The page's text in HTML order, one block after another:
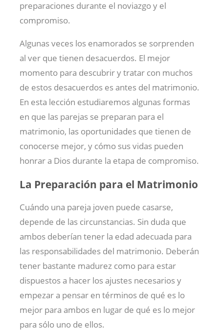
preparaciones durante el noviazgo y el
compromiso.
Algunas veces los enamorados se sorprenden
al ver que tienen desacuerdos. El mejor
momento para descubrir y tratar con muchos
de estos desacuerdos es antes del matrimonio.
En esta lección estudiaremos algunas formas
en que las parejas se preparan para el
matrimonio, las oportunidades que tienen de
conocerse mejor, y cómo sus vidas pueden
honrar a Dios durante la etapa de compromiso.
La Preparación para el Matrimonio
Cuándo una pareja joven puede casarse,
depende de las circunstancias. Sin duda que
ambos deberían tener la edad adecuada para
las responsabilidades del matrimonio. Deberán
tener bastante madurez como para estar
dispuestos a hacer los ajustes necesarios y
empezar a pensar en términos de qué es lo
mejor para ambos en lugar de qué es lo mejor
para sólo uno de ellos.